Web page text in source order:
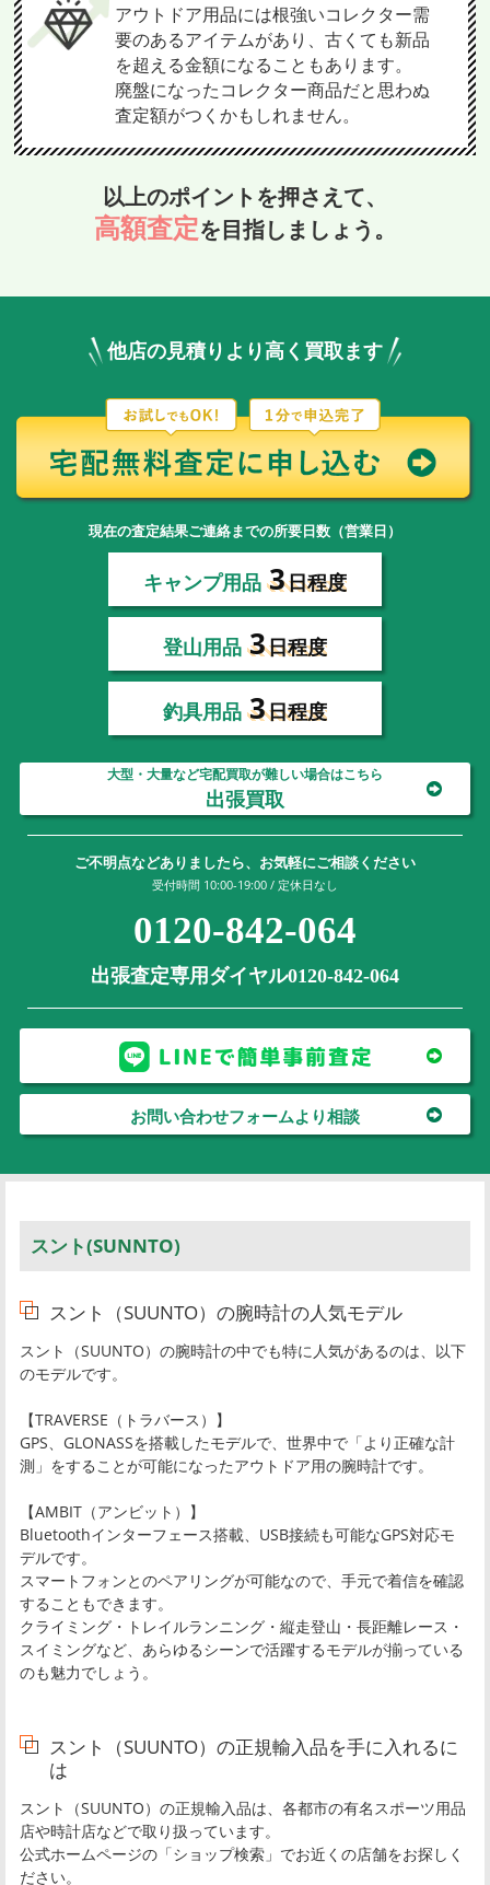
アウトドア用品には根強いコレクター需
要のあるアイテムがあり、古くても新品
を超える金額になることもあります。
廃盤になったコレクター商品だと思わぬ
査定額がつくかもしれません。
以上のポイントを押さえて、
高額査定を目指しましょう。
他店の見積りより高く買取ます
現在の査定結果ご連絡までの所要日数（営業日）
キャンプ用品 3日程度
登山用品 3日程度
釣具用品 3日程度
大型・大量など宅配買取が難しい場合はこちら
出張買取
ご不明点などありましたら、お気軽にご相談ください
受付時間 10:00-19:00 / 定休日なし
0120-842-064
出張査定専用ダイヤル0120-842-064
お問い合わせフォームより相談
スント(SUNNTO)
スント（SUUNTO）の腕時計の人気モデル
スント（SUUNTO）の腕時計の中でも特に人気があるのは、以下
のモデルです。
【TRAVERSE（トラバース）】
GPS、GLONASSを搭載したモデルで、世界中で「より正確な計
測」をすることが可能になったアウトドア用の腕時計です。
【AMBIT（アンビット）】
Bluetoothインターフェース搭載、USB接続も可能なGPS対応モ
デルです。
スマートフォンとのペアリングが可能なので、手元で着信を確認
することもできます。
クライミング・トレイルランニング・縦走登山・長距離レース・
スイミングなど、あらゆるシーンで活躍するモデルが揃っている
のも魅力でしょう。
スント（SUUNTO）の正規輸入品を手に入れるに
は
スント（SUUNTO）の正規輸入品は、各都市の有名スポーツ用品
店や時計店などで取り扱っています。
公式ホームページの「ショップ検索」でお近くの店舗をお探しく
ださい。